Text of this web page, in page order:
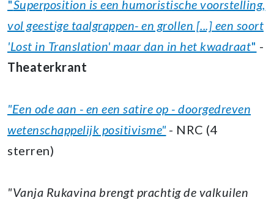
"Superposition is een humoristische voorstelling,
vol geestige taalgrappen- en grollen [...] een soort
'Lost in Translation' maar dan in het kwadraat" -
Theaterkrant
"Een ode aan - en een satire op - doorgedreven
wetenschappelijk positivisme" - NRC (4
sterren)
"Vanja Rukavina brengt prachtig de valkuilen